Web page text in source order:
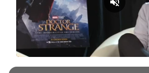
Loaded:
76.63%